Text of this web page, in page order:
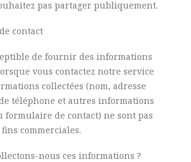
pas partager publiquement.
contact
de fournir des informations
vous contactez notre service
collectées (nom, adresse
téléphone et autres informations
formulaire de contact) ne sont pas
commerciales.
nous ces informations ?